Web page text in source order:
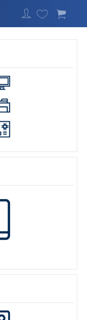
Најавете се